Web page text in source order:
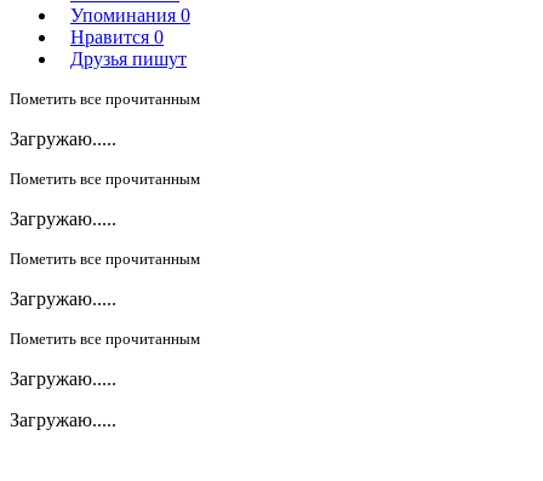
Упоминания 0
Нравится 0
Друзья пишут
Пометить все прочитанным
Загружаю.....
Пометить все прочитанным
Загружаю.....
Пометить все прочитанным
Загружаю.....
Пометить все прочитанным
Загружаю.....
Загружаю.....